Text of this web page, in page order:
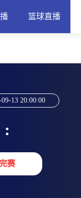
篮球直播
09-13 20:00:00
:
赛